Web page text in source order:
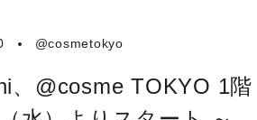
@cosmetokyo
、@cosme TOKYO 1